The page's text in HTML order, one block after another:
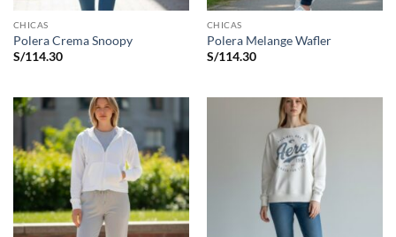
CHICAS
Polera Crema Snoopy
S/114.30
CHICAS
Polera Melange Wafler
S/114.30